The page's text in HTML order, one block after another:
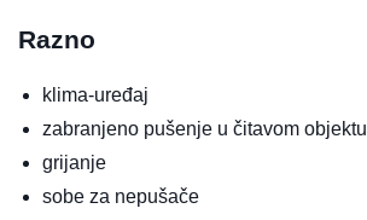
Razno
klima-uređaj
zabranjeno pušenje u čitavom objektu
grijanje
sobe za nepušače